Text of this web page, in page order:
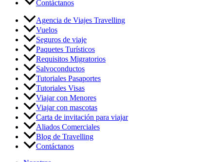
Contáctanos
Agencia de Viajes Travelling
Vuelos
Seguros de viaje
Paquetes Turísticos
Requisitos Migratorios
Salvoconductos
Tutoriales Pasaportes
Tutoriales Visas
Viajar con Menores
Viajar con mascotas
Carta de invitación para viajar
Aliados Comerciales
Blog de Travelling
Contáctanos